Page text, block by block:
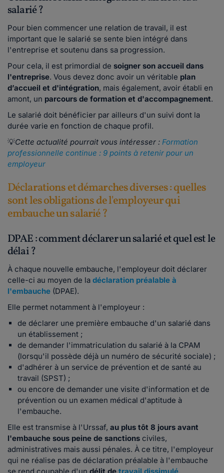
salarié ?
Pour bien commencer une relation de travail, il est
important que le salarié se sente bien intégré dans
l'entreprise et soutenu dans sa progression.
Pour cela, il est primordial de soigner son accueil dans
l'entreprise. Vous devez donc avoir un véritable plan
d’accueil et d'intégration, mais également, avoir établi en
amont, un parcours de formation et d'accompagnement.
Le salarié doit bénéficier par ailleurs d'un suivi dont la
durée varie en fonction de chaque profil.
💡Cette actualité pourrait vous intéresser : Formation
professionnelle continue : 9 points à retenir pour un
employeur
Déclarations et démarches diverses : quelles
sont les obligations de l'employeur qui
embauche un salarié ?
DPAE : comment déclarer un salarié et quel est le
délai ?
À chaque nouvelle embauche, l'employeur doit déclarer
celle-ci au moyen de la déclaration préalable à
l'embauche (DPAE).
Elle permet notamment à l'employeur :
de déclarer une première embauche d'un salarié dans
un établissement ;
de demander l'immatriculation du salarié à la CPAM
(lorsqu'il possède déjà un numéro de sécurité sociale) ;
d'adhérer à un service de prévention et de santé au
travail (SPST) ;
ou encore de demander une visite d'information et de
prévention ou un examen médical d'aptitude à
l'embauche.
Elle est transmise à l'Urssaf, au plus tôt 8 jours avant
l'embauche sous peine de sanctions civiles,
administratives mais aussi pénales. À ce titre, l'employeur
qui ne réalise pas de déclaration préalable à l'embauche